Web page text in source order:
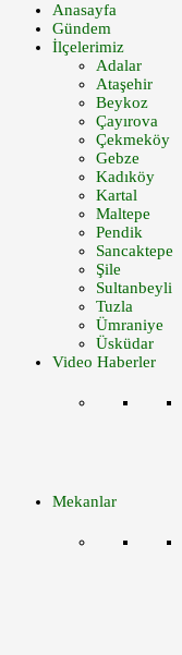
Anasayfa
Gündem
İlçelerimiz
Adalar
Ataşehir
Beykoz
Çayırova
Çekmeköy
Gebze
Kadıköy
Kartal
Maltepe
Pendik
Sancaktepe
Şile
Sultanbeyli
Tuzla
Ümraniye
Üsküdar
Video Haberler
Mekanlar